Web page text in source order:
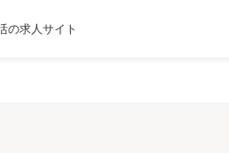
の求人サイト